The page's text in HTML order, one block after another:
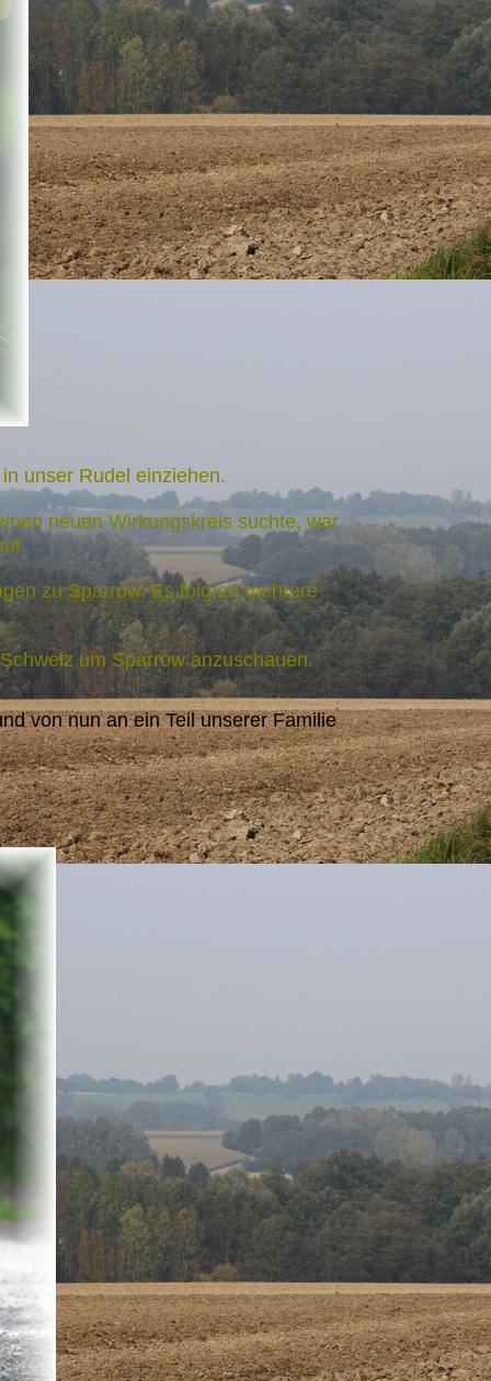
unser Rudel einziehen.
neuen Wirkungskreis suchte, war
zu Sparrow. Es folgten mehrere
um Sparrow anzuschauen.
von nun an ein Teil unserer Familie